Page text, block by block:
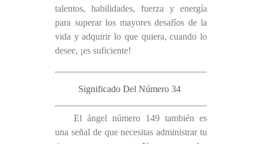
talentos, habilidades, fuerza y ​​energía
para superar los mayores desafíos de la
vida y adquirir lo que quiera, cuando lo
desee, ¡es suficiente!
Significado Del Número 34
El ángel número 149 también es
una señal de que necesitas administrar tu